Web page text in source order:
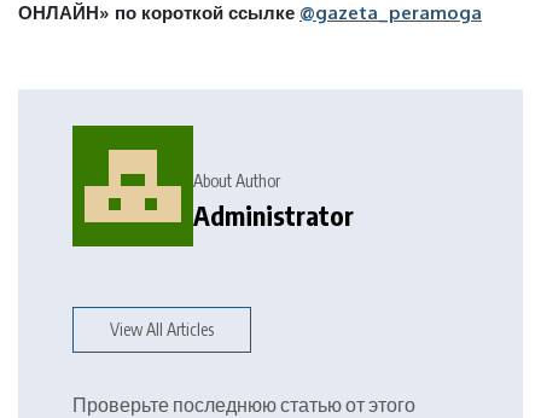
ОНЛАЙН» по короткой ссылке @gazeta_peramoga
About Author
Administrator
View All Articles
Проверьте последнюю статью от этого